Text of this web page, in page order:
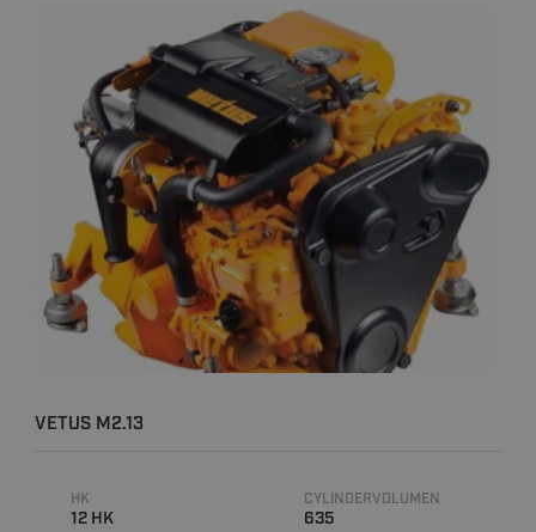
VETUS M2.13
HK
12 HK
CYLINDERVOLUMEN
635